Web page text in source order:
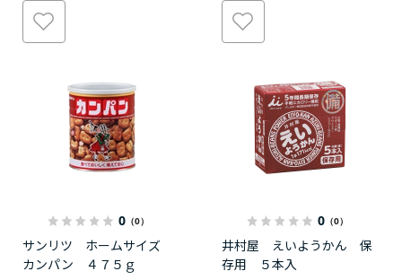
0 （0）
サンリツ ホームサイズ
カンパン ４７５ｇ
0（0）
井村屋 えいようかん 保
存用 ５本入